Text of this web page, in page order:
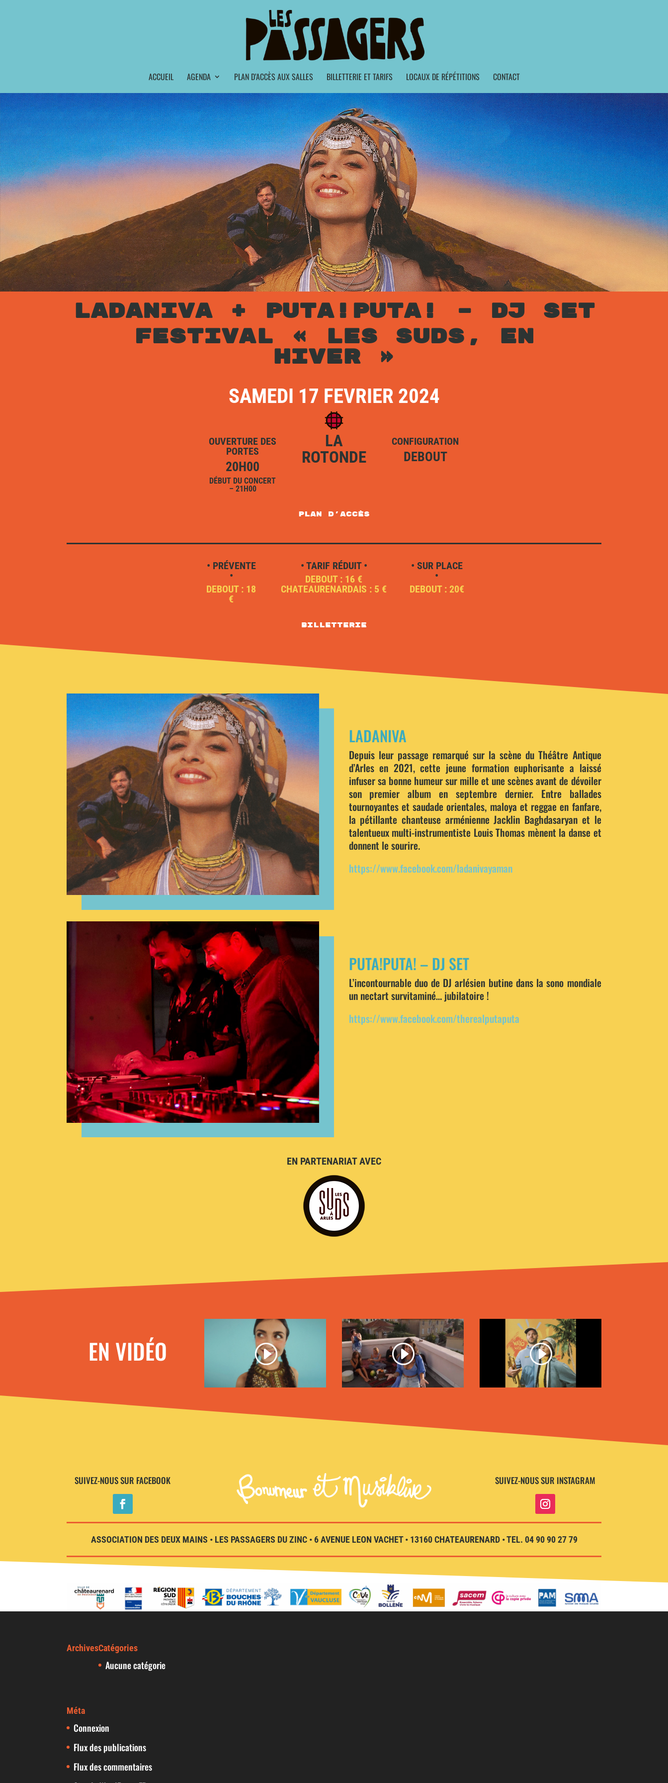
ACCUEIL AGENDA PLAN D’ACCÈS AUX SALLES BILLETTERIE ET TARIFS LOCAUX DE RÉPÉTITIONS CONTACT
LADANIVA + PUTA!PUTA! – DJ SET
FESTIVAL « LES SUDS, EN
HIVER »
SAMEDI 17 FEVRIER 2024
OUVERTURE DES
PORTES
20H00
DÉBUT DU CONCERT
– 21H00
LA
ROTONDE
CONFIGURATION
DEBOUT
plan d'accès
• PRÉVENTE
•
DEBOUT : 18
€
• TARIF RÉDUIT •
DEBOUT : 16 €
CHATEAURENARDAIS : 5 €
• SUR PLACE
•
DEBOUT : 20€
Billetterie
LADANIVA
Depuis leur passage remarqué sur la scène du Théâtre Antique
d’Arles en 2021, cette jeune formation euphorisante a laissé
infuser sa bonne humeur sur mille et une scènes avant de dévoiler
son premier album en septembre dernier. Entre ballades
tournoyantes et saudade orientales, maloya et reggae en fanfare,
la pétillante chanteuse arménienne Jacklin Baghdasaryan et le
talentueux multi-instrumentiste Louis Thomas mènent la danse et
donnent le sourire.
https://www.facebook.com/ladanivayaman
PUTA!PUTA! – DJ SET
L’incontournable duo de DJ arlésien butine dans la sono mondiale
un nectart survitaminé… jubilatoire !
https://www.facebook.com/therealputaputa
EN PARTENARIAT AVEC
EN VIDÉO
SUIVEZ-NOUS SUR FACEBOOK SUIVEZ-NOUS SUR INSTAGRAM
ASSOCIATION DES DEUX MAINS • LES PASSAGERS DU ZINC • 6 AVENUE LEON VACHET • 13160 CHATEAURENARD • TEL. 04 90 90 27 79
ArchivesCatégories
Aucune catégorie
Méta
Connexion
Flux des publications
Flux des commentaires